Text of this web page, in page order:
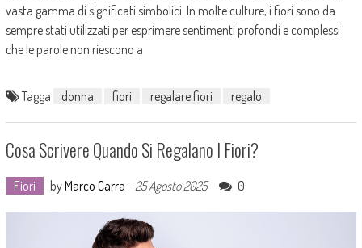
vasta gamma di significati simbolici. In molte culture, i fiori sono da
sempre stati utilizzati per esprimere sentimenti profondi e complessi
che le parole non riescono a
Tagga donna fiori regalare fiori regalo
Cosa Scrivere Quando Si Regalano I Fiori?
Fiori byMarco Carra - 25 Agosto 2025 0